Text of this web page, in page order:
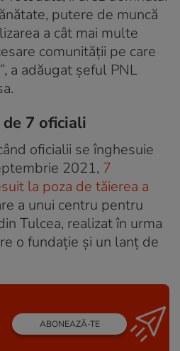
putere de muncă
a cât mai multe
comunității pe care
a adăugat șeful PNL
7 oficiali
oficialii se înghesuie
2021, 7
la poza de tăierea a
a unui centru pentru
Tulcea, realizat în urma
o fundație și un lanț de
ABONEAZĂ-TE